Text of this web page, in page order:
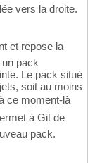
vers la droite.
et repose la
pack
Le pack situé
soit au moins
ce moment-là
à Git de
pack.